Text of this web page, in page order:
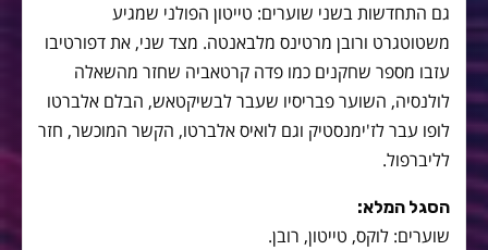
גם התחדשות בשני שוערים: טייטון הפולני שמגיע
משטוטגרט ורובן מרטינס מלבאנטה. מצד שני, את דפורטיבו
עזבו מספר שחקנים כמו פדה קרטאביה שחזר מהשאלה
לולנסיה, השוער פבריסיו שעבר לבשיקטאש, הבלם אלברטו
לופו עבר לז'ימנסטיק וגם לואיס אלברטו, הקשר המוכשר, חזר
לליברפול.
הסגל המלא:
שוערים: לוקס, טייטון, רובן.